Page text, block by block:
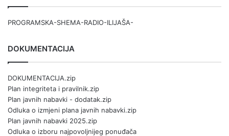
PROGRAMSKA-SHEMA-RADIO-ILIJAŠA-
DOKUMENTACIJA
DOKUMENTACIJA.zip
Plan integriteta i pravilnik.zip
Plan javnih nabavki - dodatak.zip
Odluka o izmjeni plana javnih nabavki.zip
Plan javnih nabavki 2025.zip
Odluka o izboru najpovoljnijeg ponuđača